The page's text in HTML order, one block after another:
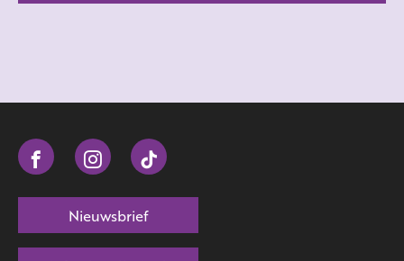
Nieuwsbrief